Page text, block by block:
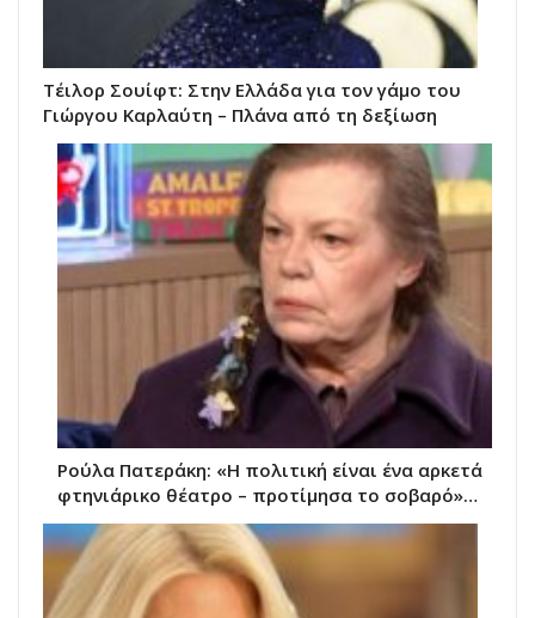
Τέιλορ Σουίφτ: Στην Ελλάδα για τον γάμο του
Γιώργου Καρλαύτη – Πλάνα από τη δεξίωση
Ρούλα Πατεράκη: «Η πολιτική είναι ένα αρκετά
φτηνιάρικο θέατρο – προτίμησα το σοβαρό»…